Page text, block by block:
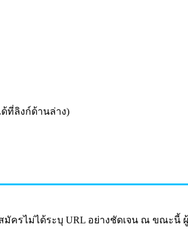
ที่ลิงก์ด้านล่าง)
มัครไม่ได้ระบุ URL อย่างชัดเจน ณ ขณะ